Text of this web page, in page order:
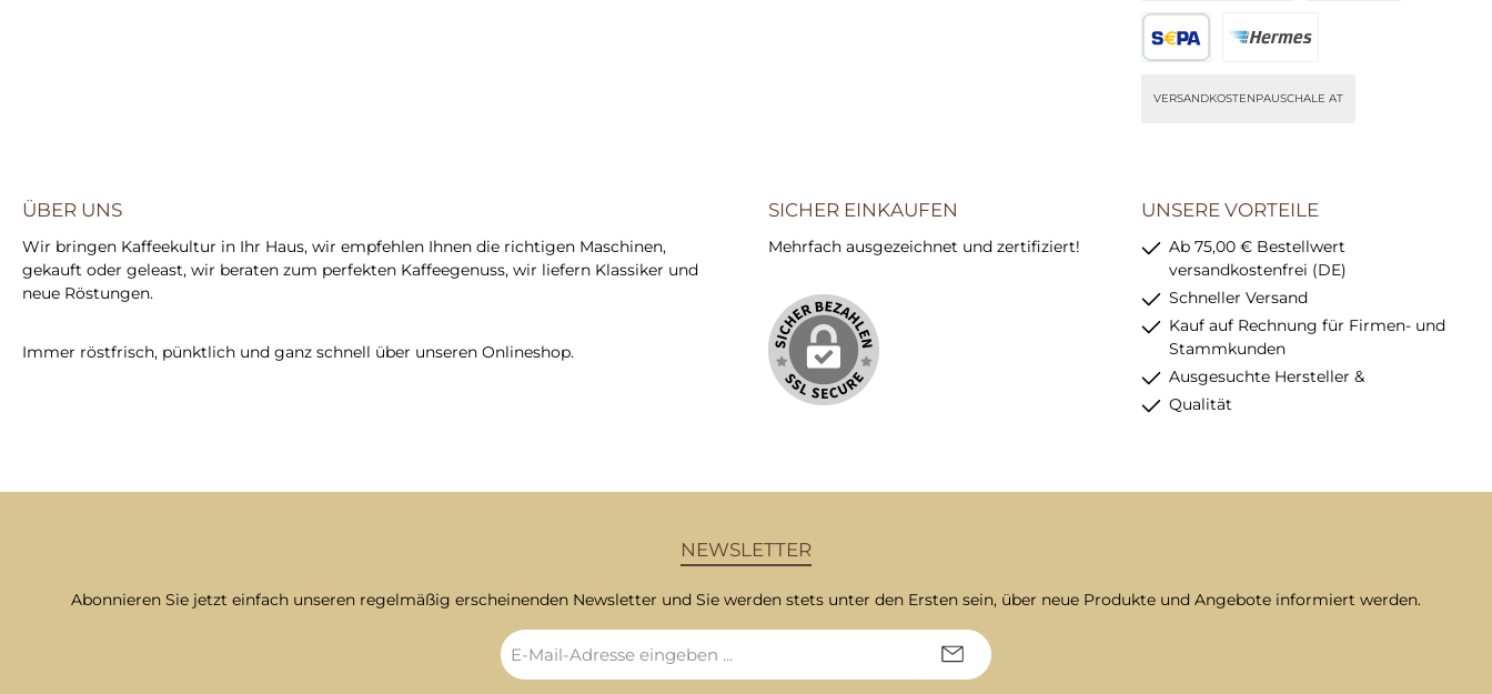
Kredit- oder Debitkarte
VERSANDKOSTENPAUSCHALE AT
ÜBER UNS
Wir bringen Kaffeekultur in Ihr Haus, wir empfehlen Ihnen die richtigen Maschinen,
gekauft oder geleast, wir beraten zum perfekten Kaffeegenuss, wir liefern Klassiker und
neue Röstungen.
Immer röstfrisch, pünktlich und ganz schnell über unseren Onlineshop.
SICHER EINKAUFEN
Mehrfach ausgezeichnet und zertifiziert!
UNSERE VORTEILE
Ab 75,00 € Bestellwert
versandkostenfrei (DE)
Schneller Versand
Kauf auf Rechnung für Firmen- und
Stammkunden
Ausgesuchte Hersteller &
Qualität
NEWSLETTER
Abonnieren Sie jetzt einfach unseren regelmäßig erscheinenden Newsletter und Sie werden stets unter den Ersten sein, über neue Produkte und Angebote informiert werden.
E-
Mail-
Adresse